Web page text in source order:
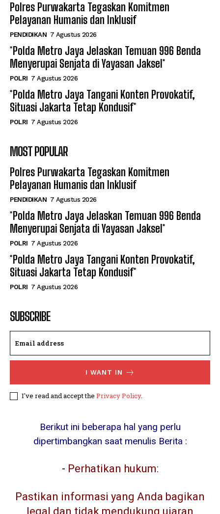
Polres Purwakarta Tegaskan Komitmen
Pelayanan Humanis dan Inklusif
PENDIDIKAN 7 Agustus 2026
*Polda Metro Jaya Jelaskan Temuan 996 Benda
Menyerupai Senjata di Yayasan Jaksel*
POLRI 7 Agustus 2026
*Polda Metro Jaya Tangani Konten Provokatif,
Situasi Jakarta Tetap Kondusif*
POLRI 7 Agustus 2026
MOST POPULAR
Polres Purwakarta Tegaskan Komitmen
Pelayanan Humanis dan Inklusif
PENDIDIKAN 7 Agustus 2026
*Polda Metro Jaya Jelaskan Temuan 996 Benda
Menyerupai Senjata di Yayasan Jaksel*
POLRI 7 Agustus 2026
*Polda Metro Jaya Tangani Konten Provokatif,
Situasi Jakarta Tetap Kondusif*
POLRI 7 Agustus 2026
SUBSCRIBE
I WANT IN
I've read and accept the Privacy Policy.
Berikut ini beberapa hal yang perlu
dipertimbangkan saat menulis Berita :
- Perhatikan hukum:
Pastikan informasi yang Anda bagikan
legal dan tidak mendukung ujaran